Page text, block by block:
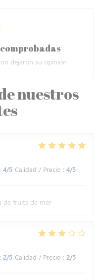
nuestros
: 4/5 Calidad / Precio : 4/5
de fruits de mer
: 2/5 Calidad / Precio : 2/5
dejaron su opinión